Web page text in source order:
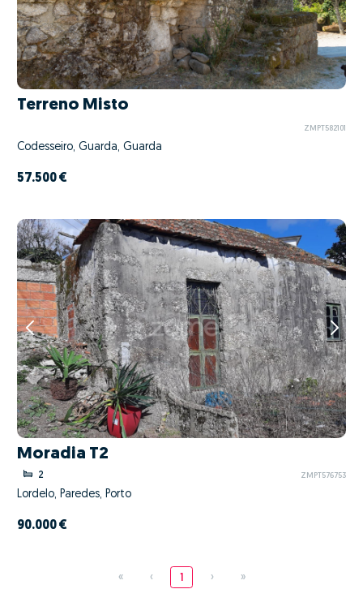
Terreno Misto
ZMPT582101
Codesseiro, Guarda, Guarda
57.500 €
Moradia T2
2 ZMPT576753
Lordelo, Paredes, Porto
90.000 €
« ‹ 1 › »